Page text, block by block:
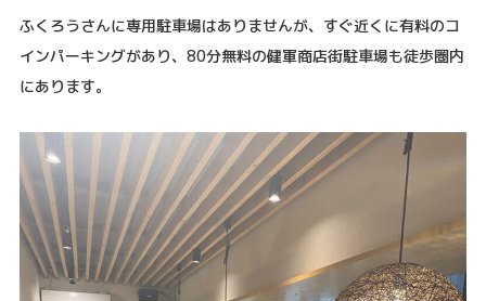
ふくろうさんに専用駐車場はありませんが、すぐ近くに有料のコ
インパーキングがあり、80分無料の健軍商店街駐車場も徒歩圏内
にあります。